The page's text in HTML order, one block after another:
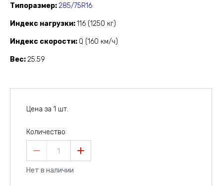
Типоразмер 285/75R16
Индекс нагрузки 116 (1250 кг)
Индекс скорости Q (160 км/ч)
Вес 25.59
Цена за 1 шт.
Количество
1
Нет в наличии